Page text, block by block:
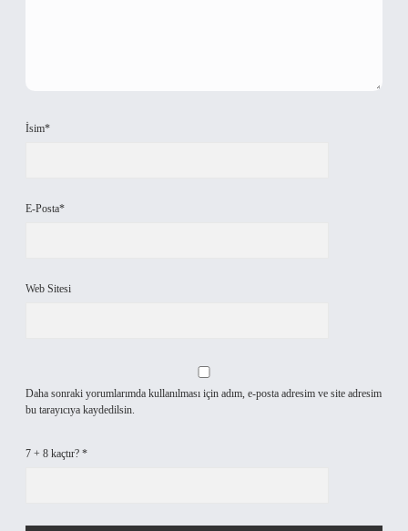
İsim*
E-Posta*
Web Sitesi
Daha sonraki yorumlarımda kullanılması için adım, e-posta adresim ve site adresim
bu tarayıcıya kaydedilsin.
7 + 8 kaçtır? *